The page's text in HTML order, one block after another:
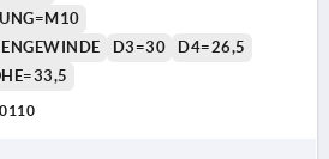
D3=30
D4=26,5